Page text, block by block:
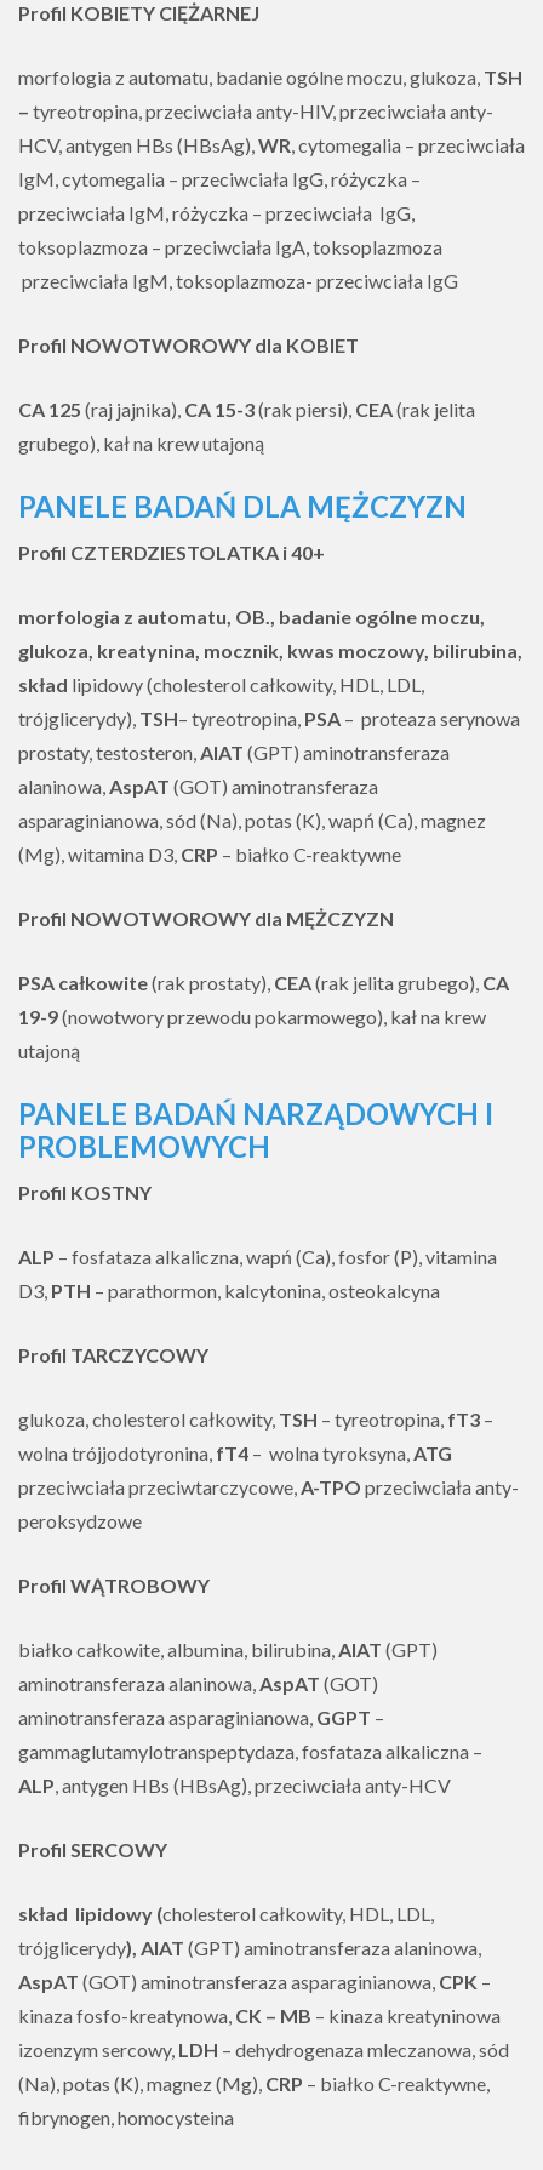
Profil KOBIETY CIĘŻARNEJ
morfologia z automatu, badanie ogólne moczu, glukoza, TSH
– tyreotropina, przeciwciała anty-HIV, przeciwciała anty-
HCV, antygen HBs (HBsAg),WR, cytomegalia – przeciwciała
IgM, cytomegalia – przeciwciała IgG, różyczka –
przeciwciała IgM, różyczka – przeciwciała IgG,
toksoplazmoza – przeciwciała IgA, toksoplazmoza
przeciwciała IgM, toksoplazmoza- przeciwciała IgG
Profil NOWOTWOROWY dla KOBIET
CA 125 (raj jajnika), CA 15-3(rak piersi), CEA(rak jelita
grubego), kał na krew utajoną
PANELE BADAŃ DLA MĘŻCZYZN
Profil CZTERDZIESTOLATKA i 40+
morfologia z automatu, OB., badanie ogólne moczu,
glukoza, kreatynina, mocznik, kwas moczowy, bilirubina,
skład lipidowy (cholesterol całkowity, HDL, LDL,
trójglicerydy), TSH– tyreotropina, PSA – proteaza serynowa
prostaty, testosteron,AlAT (GPT) aminotransferaza
alaninowa,AspAT (GOT) aminotransferaza
asparaginianowa, sód (Na), potas (K), wapń (Ca), magnez
(Mg), witamina D3, CRP – białko C-reaktywne
Profil NOWOTWOROWY dla MĘŻCZYZN
PSA całkowite(rak prostaty), CEA(rak jelita grubego), CA
19-9(nowotwory przewodu pokarmowego), kał na krew
utajoną
PANELE BADAŃ NARZĄDOWYCH I
PROBLEMOWYCH
Profil KOSTNY
ALP – fosfataza alkaliczna, wapń (Ca), fosfor (P), vitamina
D3, PTH – parathormon, kalcytonina, osteokalcyna
Profil TARCZYCOWY
glukoza, cholesterol całkowity, TSH – tyreotropina, fT3 –
wolna trójjodotyronina, fT4 – wolna tyroksyna,ATG
przeciwciała przeciwtarczycowe,A-TPO przeciwciała anty-
peroksydzowe
Profil WĄTROBOWY
białko całkowite, albumina, bilirubina,AlAT (GPT)
aminotransferaza alaninowa,AspAT (GOT)
aminotransferaza asparaginianowa, GGPT –
gammaglutamylotranspeptydaza, fosfataza alkaliczna –
ALP, antygen HBs (HBsAg), przeciwciała anty-HCV
Profil SERCOWY
skład lipidowy (cholesterol całkowity, HDL, LDL,
trójglicerydy), AlAT (GPT) aminotransferaza alaninowa,
AspAT (GOT) aminotransferaza asparaginianowa, CPK –
kinaza fosfo-kreatynowa, CK – MB – kinaza kreatyninowa
izoenzym sercowy, LDH – dehydrogenaza mleczanowa, sód
(Na), potas (K), magnez (Mg), CRP – białko C-reaktywne,
fibrynogen, homocysteina